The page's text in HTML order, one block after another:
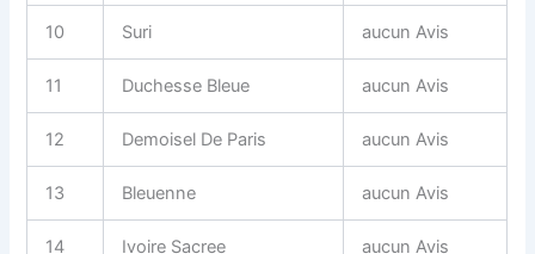
10 Suri aucun Avis
11 Duchesse Bleue aucun Avis
12 Demoisel De Paris aucun Avis
13 Bleuenne aucun Avis
14 Ivoire Sacree aucun Avis